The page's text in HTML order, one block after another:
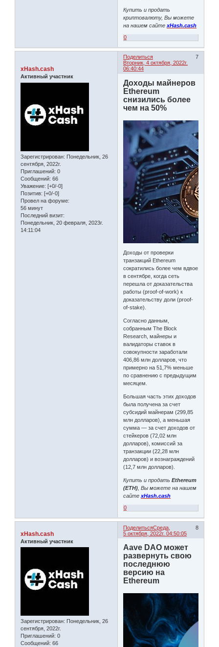
Купить и продать
криптовалюту, Вы можете
на нашем сайтеxHash.cash
0
Поделиться
7
Вторник, 4 октября, 2022г.
06:40:44
xHash.cash
Активный участник
Зарегистрирован: Понедельник, 26
сентября, 2022г.
Приглашений: 0
Сообщений: 66
Уважение: [+0/-0]
Позитив: [+0/-0]
Провел на форуме:
56 минут
Последний визит:
Понедельник, 20 февраля, 2023г.
14:11:04
Доходы майнеров
Ethereum
снизились более
чем на 50%
Доходы от проверки
транзакций Ethereum
сократились более чем вдвое
в сентябре, когда сеть
перешла от доказательства
работы (proof-of-work) к
доказательству доли (proof-
of-stake).
Согласно данным,
собранным The Block
Research, майнеры и
валидаторы ставок в
совокупности заработали
406,86 млн долларов, что
примерно на 51,7% меньше
по сравнению с предыдущим
месяцем.
Большая часть этих доходов
была получена за счет
субсидий майнерам (299,85
млн долларов), а меньшая
сумма — за счет доходов от
стейкеров (72,02 млн
долларов), комиссий за
транзакции (22,28 млн
долларов) и вознаграждений
(12,7 млн ​​долларов).
Купить и продатьEthereum
(ETH) , Вы можете на нашем
сайтеxHash.cash
0
Поделиться 8
Среда,
5 октября, 2022г. 04:50:05
xHash.cash
Активный участник
Зарегистрирован: Понедельник, 26
сентября, 2022г.
Приглашений: 0
Сообщений: 66
Aave DAO может
развернуть свою
последнюю
версию на
Ethereum